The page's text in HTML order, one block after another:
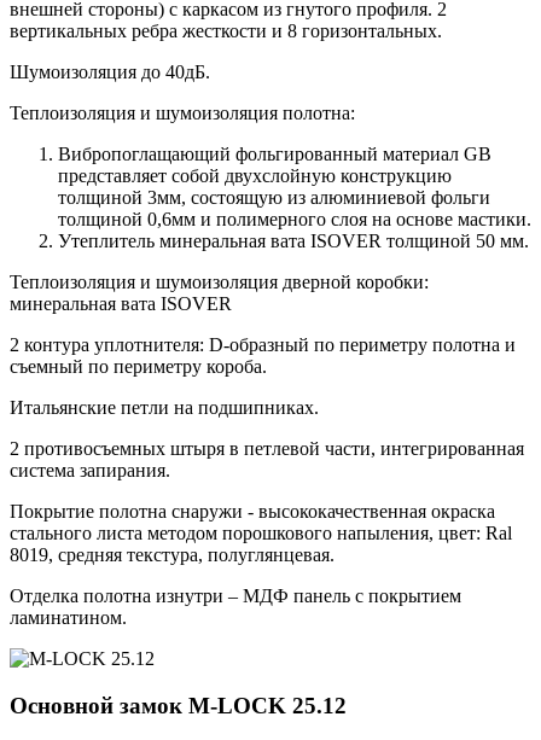
внешней стороны) c каркасом из гнутого профиля. 2
вертикальных ребра жесткости и 8 горизонтальных.
Шумоизоляция до 40дБ.
Теплоизоляция и шумоизоляция полотна:
Вибропоглащающий фольгированный материал GB
представляет собой двухслойную конструкцию
толщиной 3мм, состоящую из алюминиевой фольги
толщиной 0,6мм и полимерного слоя на основе мастики.
Утеплитель минеральная вата ISOVER толщиной 50 мм.
Теплоизоляция и шумоизоляция дверной коробки:
минеральная вата ISOVER
2 контура уплотнителя: D-образный по периметру полотна и
съемный по периметру короба.
Итальянские петли на подшипниках.
2 противосъемных штыря в петлевой части, интегрированная
система запирания.
Покрытие полотна снаружи - высококачественная окраска
стального листа методом порошкового напыления, цвет: Ral
8019, средняя текстура, полуглянцевая.
Отделка полотна изнутри – МДФ панель с покрытием
ламинатином.
Основной замок M-LOCK 25.12